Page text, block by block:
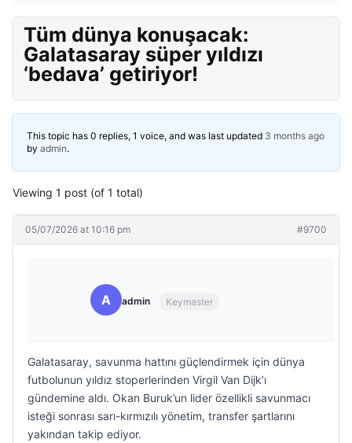
Tüm dünya konuşacak:
Galatasaray süper yıldızı
‘bedava’ getiriyor!
This topic has 0 replies, 1 voice, and was last updated 3 months ago
by admin.
Viewing 1 post (of 1 total)
05/07/2026 at 10:16 pm #9700
A admin Keymaster
Galatasaray, savunma hattını güçlendirmek için dünya
futbolunun yıldız stoperlerinden Virgil Van Dijk’ı
gündemine aldı. Okan Buruk’un lider özellikli savunmacı
isteği sonrası sarı-kırmızılı yönetim, transfer şartlarını
yakından takip ediyor.